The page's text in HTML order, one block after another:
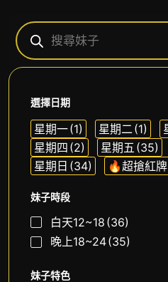
選擇日期
星期一(1) 星期二(1)
星期四 (2) 星期五 (35)
星期日 (34) 🔥超搶紅牌
妹子時段
白天12~18 (36)
晚上18~24(35)
妹子特色